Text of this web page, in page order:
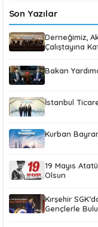
Son Yazılar
Derneğimiz,
Çalıştayına
Bakan
İstanbul
Kurban
19 Mayıs
Olsun
Kırşehir
Gençlerle